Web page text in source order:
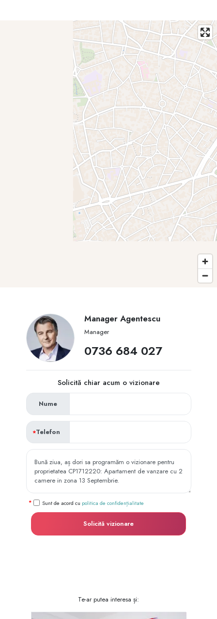
Manager Agentescu
Manager
‭0736 684 027‬
Solicită chiar acum o vizionare
Nume
Telefon
Sunt de acord cu politica de confidențialitate
Solicită vizionare
Te-ar putea interesa și: